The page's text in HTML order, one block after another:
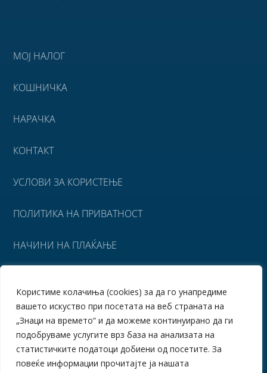
Користиме колачиња (cookies) за да го унапредиме
вашето искуство при посетата на веб страната на
„Знаци на времето“ и да можеме континуирано да ги
подобруваме услугите врз база на анализата на
статистичките податоци добиени од посетите. За
повеќе информации прочитајте ја нашата
МОЈ НАЛОГ
КОШНИЧКА
НАРАЧКА
КОНТАКТ
УСЛОВИ ЗА КОРИСТЕЊЕ
ПОЛИТИКА НА ПРИВАТНОСТ
НАЧИНИ НА ПЛАЌАЊЕ
ПОВРАТ НА СРЕДСТВА